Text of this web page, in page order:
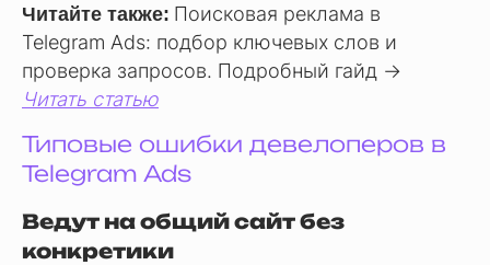
Читайте также: Поисковая реклама в
Telegram Ads: подбор ключевых слов и
проверка запросов. Подробный гайд →
Читать статью
Типовые ошибки девелоперов в
Telegram Ads
Ведут на общий сайт без
конкретики